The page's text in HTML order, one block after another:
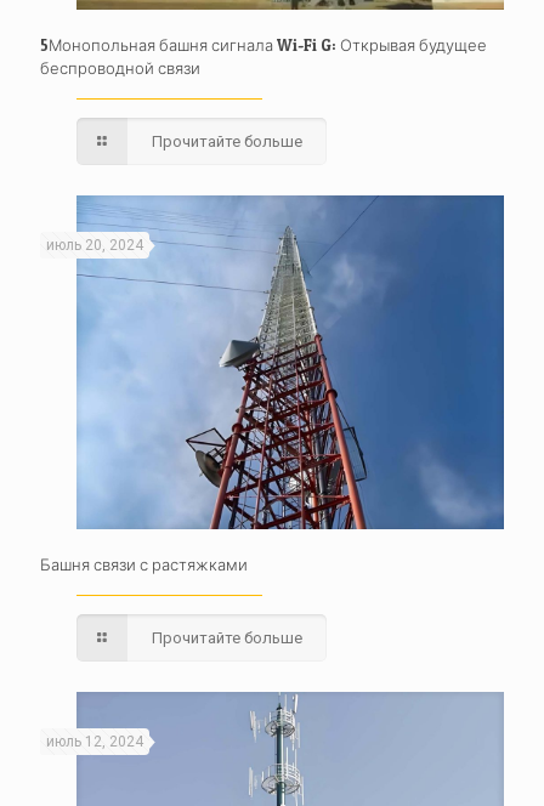
5Монопольная башня сигнала Wi-Fi G: Открывая будущее
беспроводной связи
Прочитайте больше
июль 20, 2024
Башня связи с растяжками
Прочитайте больше
июль 12, 2024